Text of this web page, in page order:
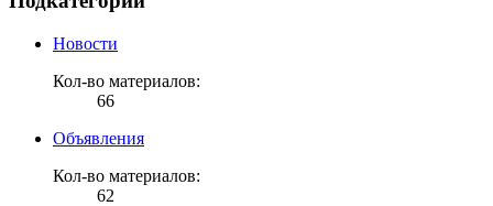
Новости
Кол-во материалов:
66
Объявления
Кол-во материалов:
62